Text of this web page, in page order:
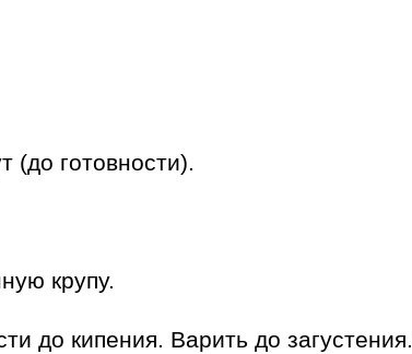
(до готовности).
крупу.
до кипения. Варить до загустения.